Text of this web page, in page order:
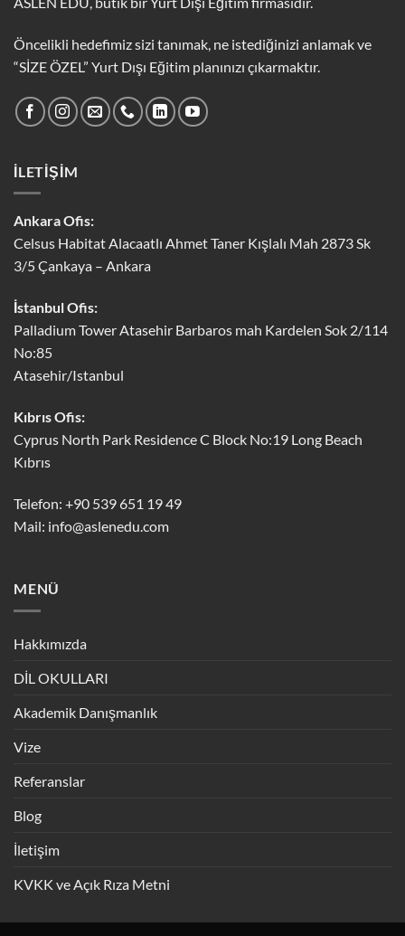
Öncelikli hedefimiz sizi tanımak, ne istediğinizi anlamak ve
“SİZE ÖZEL” Yurt Dışı Eğitim planınızı çıkarmaktır.
İLETİŞİM
Ankara Ofis:
Celsus Habitat Alacaatlı Ahmet Taner Kışlalı Mah 2873 Sk
3/5 Çankaya – Ankara
İstanbul Ofis:
Palladium Tower Atasehir Barbaros mah Kardelen Sok 2/114
No:85
Atasehir/Istanbul
Kıbrıs Ofis:
Cyprus North Park Residence C Block No:19 Long Beach
Kıbrıs
Telefon: +90 539 651 19 49
Mail: info@aslenedu.com
MENÜ
Hakkımızda
DİL OKULLARI
Akademik Danışmanlık
Vize
Referanslar
Blog
İletişim
KVKK ve Açık Rıza Metni